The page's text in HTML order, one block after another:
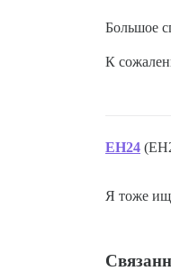
Большое
К
EH24
Я тоже